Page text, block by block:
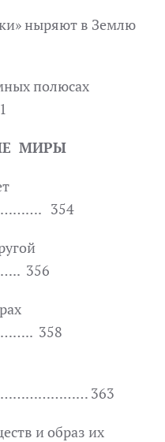
ныряют в Землю
полюсах
МИРЫ
354
356
358
363
и образ их